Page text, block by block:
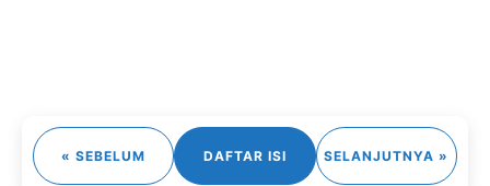
« SEBELUM DAFTAR ISI SELANJUTNYA »